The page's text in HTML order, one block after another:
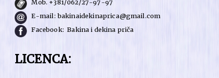
Mob. +381/062/27-97-97
E-mail: bakinaidekinaprica@gmail.com
Facebook:Bakina i dekina priča
LICENCA: